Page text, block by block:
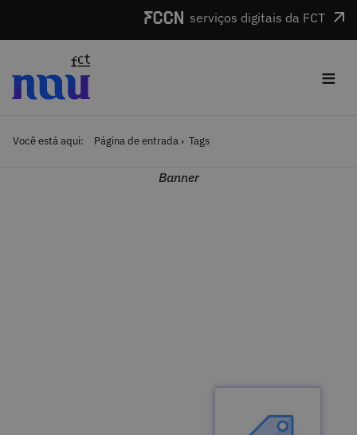
serviços digitais da FCT
≡
Você está aqui: Página de entrada Tags
Banner